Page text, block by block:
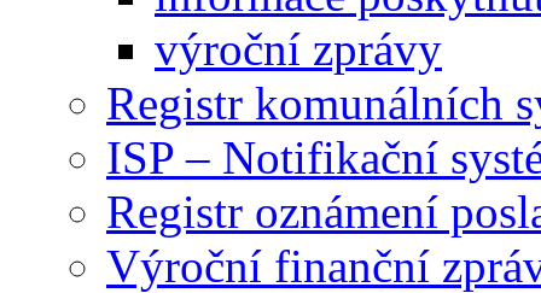
výroční zprávy
Registr komunálních
ISP – Notifikační
Registr oznámení
Výroční finanční